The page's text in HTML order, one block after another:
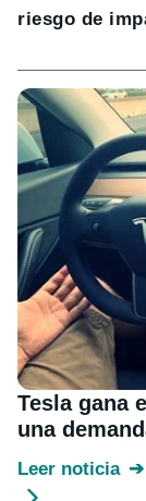
riesgo de
Tesla gana
una
Leer noticia